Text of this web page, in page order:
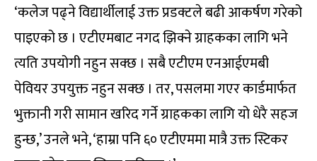
‘कलेज पढ्ने विद्यार्थीलाई उक्त प्रडक्टले बढी आकर्षण गरेको
पाइएको छ । एटीएमबाट नगद झिक्ने ग्राहकका लागि भने
त्यति उपयोगी नहुन सक्छ । सबै एटीएम एनआईएमबी
पेवियर उपयुक्त नहुन सक्छ । तर, पसलमा गएर कार्डमार्फत
भुक्तानी गरी सामान खरिद गर्ने ग्राहकका लागि यो धेरै सहज
हुन्छ,’ उनले भने, ‘हाम्रा पनि ६० एटीएममा मात्रै उक्त स्टिकर